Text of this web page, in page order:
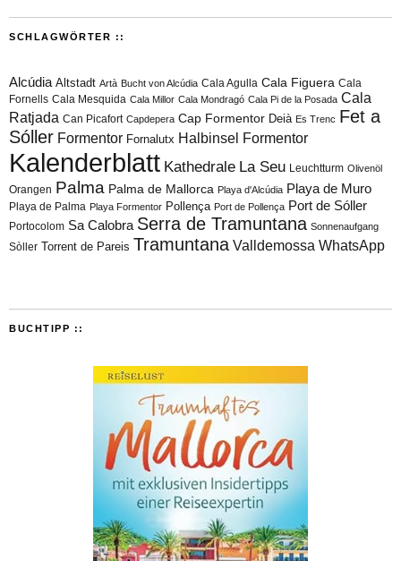
SCHLAGWÖRTER ::
Alcúdia Altstadt Artà Bucht von Alcúdia Cala Agulla Cala Figuera Cala
Fornells Cala Mesquida Cala Millor Cala Mondragó Cala Pi de la Posada Cala
Ratjada Can Picafort Capdepera Cap Formentor Deià Es Trenc Fet a
Sóller Formentor Fornalutx Halbinsel Formentor
Kalenderblatt Kathedrale La Seu Leuchtturm Olivenöl
Orangen Palma Palma de Mallorca Playa d'Alcúdia Playa de Muro
Playa de Palma Playa Formentor Pollença Port de Pollença Port de Sóller
Portocolom Sa Calobra Serra de Tramuntana Sonnenaufgang
Sòller Torrent de Pareis Tramuntana Valldemossa WhatsApp
BUCHTIPP ::